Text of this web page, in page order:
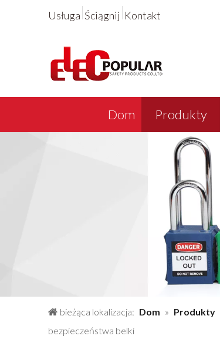
Usługa Ściągnij Kontakt
Dom Produkty
bieżąca lokalizacja: Dom » Produkty
bezpieczeństwa belki